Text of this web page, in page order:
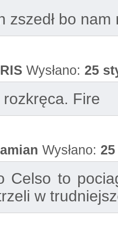
zszedł bo
Wysłano: 25
Fire
Wysłano:
Celso to
w